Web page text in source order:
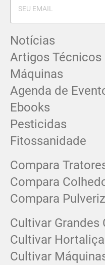
Notícias
Artigos Técnicos
Máquinas
Agenda de
Ebooks
Pesticidas
Fitossanidade
Compara
Compara
Compara
Cultivar Grandes
Cultivar
Cultivar